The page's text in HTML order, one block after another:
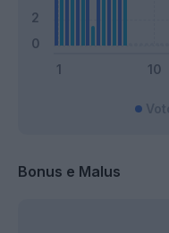
Bonus e Malus